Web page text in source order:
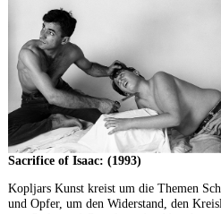
Sacrifice of Isaac: (1993)
Kopljars Kunst kreist um die Themen
und Opfer, um den Widerstand, den